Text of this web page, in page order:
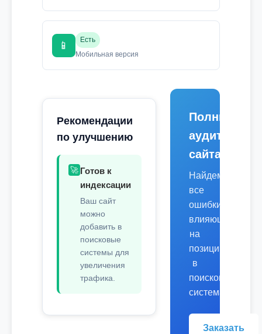
📱
Есть
Мобильная версия
Рекомендации
по улучшению
🚀 Готов к
индексации
Ваш сайт
можно
добавить в
поисковые
системы для
увеличения
трафика.
Полный
аудит
сайта
Найдем
все
ошибки,
влияющие
на
позиции
в
поисковых
системах.
Заказать